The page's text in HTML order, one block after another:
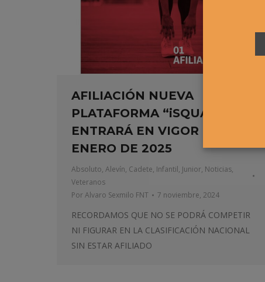
AFILIACIÓN NUEVA
PLATAFORMA “iSQUAD” QUE
ENTRARÁ EN VIGOR EL 1 DE
ENERO DE 2025
Absoluto, Alevín, Cadete, Infantil, Junior, Noticias,
Veteranos
PorAlvaro Sexmilo FNT 7 noviembre, 2024
RECORDAMOS QUE NO SE PODRÁ COMPETIR
NI FIGURAR EN LA CLASIFICACIÓN NACIONAL
SIN ESTAR AFILIADO